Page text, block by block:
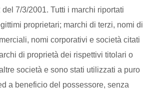
7/3/2001. Tutti i marchi riportati
proprietari; marchi di terzi, nomi di
nomi corporativi e società citati
di proprietà dei rispettivi titolari o
società e sono stati utilizzati a puro
a beneficio del possessore, senza